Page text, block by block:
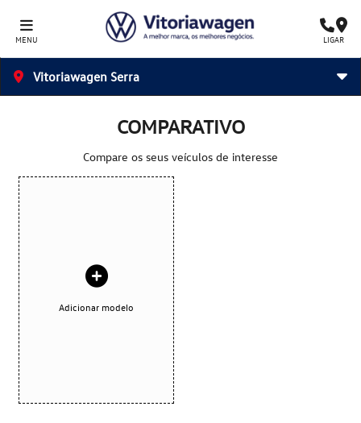
MENU LIGAR
Vitoriawagen Serra
COMPARATIVO
Compare os seus veículos de interesse
Adicionar modelo